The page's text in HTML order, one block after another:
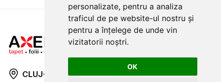
personalizate, pentru a analiza
traficul de pe website-ul nostru și
pentru a înțelege de unde vin
vizitatorii noștri.
OK
CLUJ-NAPOCA stradaTraian, nr. 86-88